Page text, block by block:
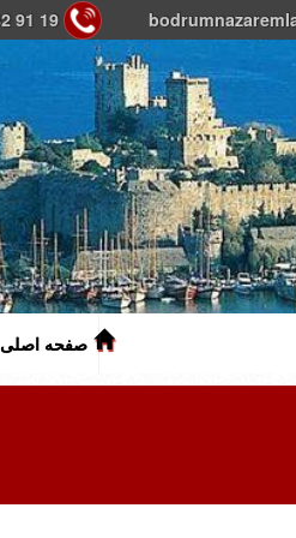
91 19
صفحه اصلی